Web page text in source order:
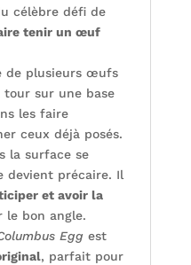
célèbre défi de
tenir un œuf
de plusieurs œufs
sur une base
les faire
ceux déjà posés.
la surface se
devient précaire. Il
et avoir la
bon angle.
Eggest
, parfait pour